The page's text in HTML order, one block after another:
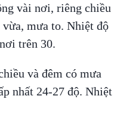
vài nơi, riêng chiều
mưa to. Nhiệt độ
trên 30.
và đêm có mưa
nhất 24-27 độ. Nhiệt